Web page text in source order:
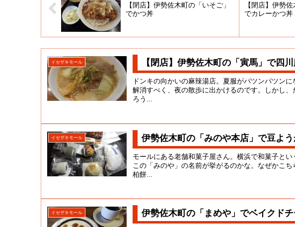
【閉店】伊勢佐木町の「いそご」
でかつ丼
【閉店】伊勢
でカレーかつ丼
イセザキモール 【閉店】伊勢佐木町の「寅馬」で四
ドンキの向かいの麻辣湯店。夏服がパツンパツン
解消すべく、夜の散歩に出かけるのです。しかし
ろう...
イセザキモール 伊勢佐木町の「みのや本店」で豆よ
モールにある老舗和菓子屋さん。横浜で和菓子と
この「みのや」の名前が挙がるのかな。なぜかこ
柏餅...
イセザキモール 伊勢佐木町の「まめや」でベイクド